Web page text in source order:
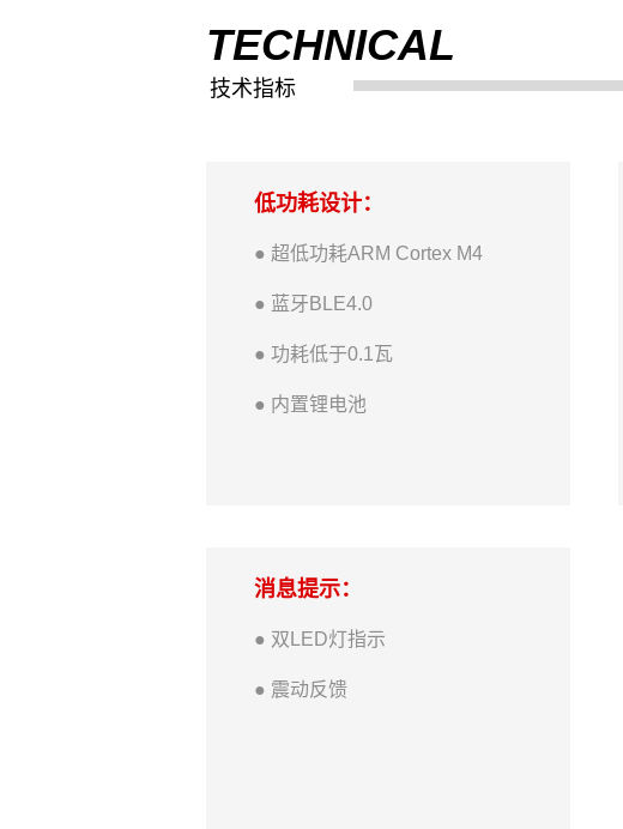
TECHNICAL
技术指标
低功耗设计：
● 超低功耗ARM Cortex M4
● 蓝牙BLE4.0
● 功耗低于0.1瓦
● 内置锂电池
消息提示：
● 双LED灯指示
● 震动反馈